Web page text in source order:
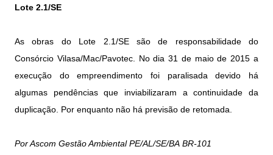
Lote 2.1/SE
As obras do Lote 2.1/SE são de responsabilidade do
Consórcio Vilasa/Mac/Pavotec. No dia 31 de maio de 2015 a
execução do empreendimento foi paralisada devido há
algumas pendências que inviabilizaram a continuidade da
duplicação. Por enquanto não há previsão de retomada.
Por Ascom Gestão Ambiental PE/AL/SE/BA BR-101